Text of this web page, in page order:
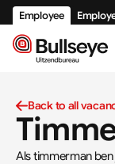
Back to all
Als timmerman
Employee